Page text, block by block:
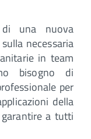
di una nuova
necessaria
in team
bisogno di
per
della
a tutti